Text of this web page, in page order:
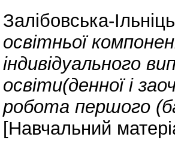
Залібовська-
освітньої
індивідуального
освіти(денної і
робота першого
[Навчальний